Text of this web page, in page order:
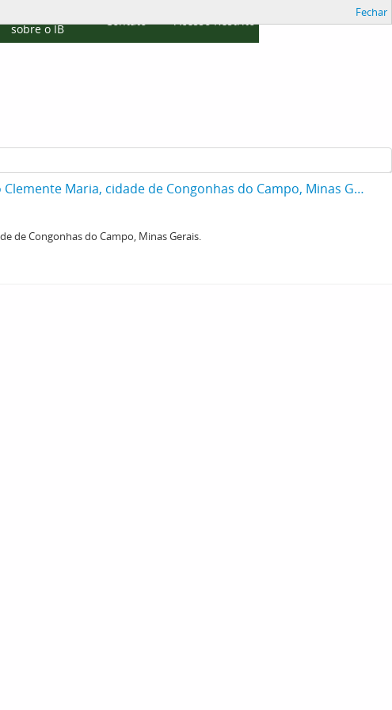
sobre o IB
Contato Acesso Restrito
Fechar
Cobra Coral, [Micrurus frontalis altirotris], recebida da Escola Apostólica São Clemente Maria, cidade de Congonhas do Campo, Minas Gerais.
de Congonhas do Campo, Minas Gerais.